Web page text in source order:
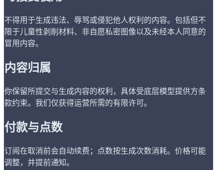
不得用于生成违法、辱骂或侵犯他人权利的内容。包括但不
限于儿童性剥削材料、非自愿私密图像以及未经本人同意的
冒用内容。
内容归属
你保留所提交与生成内容的权利，具体受底层模型提供方条
款约束。我们仅获得运营所需的有限许可。
付款与点数
订阅在取消前会自动续费；点数按生成次数消耗。价格可能
调整，并提前通知。